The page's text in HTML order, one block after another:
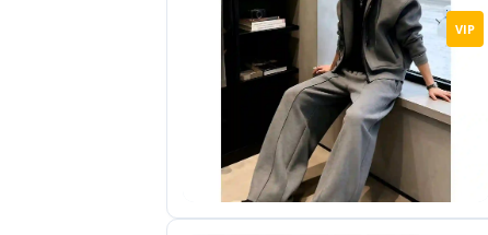
VIP